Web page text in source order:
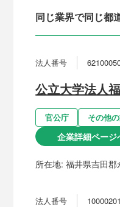
同じ業界で同じ都
法人番号
公立大学法人
官公庁 その他
企業詳細ページ
所在地:福井県吉田郡
法人番号